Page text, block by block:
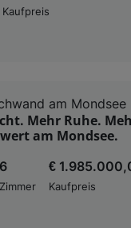
Kaufpreis
am Mondsee
Mehr Ruhe.
am Mondsee.
6
Zimmer
€
Kaufpreis